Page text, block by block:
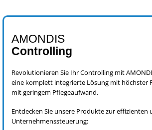
AMONDIS
Controlling
Revolutionieren Sie Ihr Controlling mit
eine komplett integrierte Lösung mit höchster
mit geringem Pflegeaufwand.
Entdecken Sie unsere Produkte zur effizienten
Unternehmenssteuerung: